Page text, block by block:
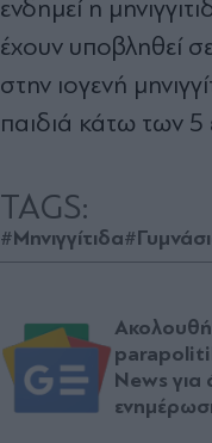
ενδημεί η
έχουν υποβληθεί
στην ιογενή
παιδιά κάτω των 5
TAGS:
#Μηνιγγίτιδα
News για